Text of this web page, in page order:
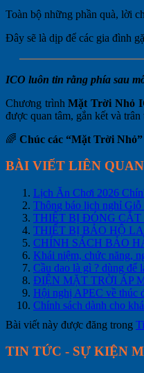
Toàn bộ những phần quà, lời
Đây sẽ là dịp để các gia đình
ICO luôn tin rằng phía sau
Chương trìnhMặt Trời Nhỏ
được quan tâm, gắn kết và trân
🌈 Chúc các “Mặt Trời
BÀI VIẾT LIÊN QUAN
Lịch Ăn Chơi 2026
Thông báo lịch nghỉ
THIẾT BỊ ĐÓNG CẮT
THIẾT BỊ BẢO HỘ
CHÍNH SÁCH BẢO
Khái niệm, chức năng,
Cầu dao là gì ? dùng để
ĐIỆN MẶT TRỜI ÁP
Hội nghị APEC về thúc
Chính sách dành cho
Bài viết này được đăng trong
TIN TỨC - SỰ KIỆN